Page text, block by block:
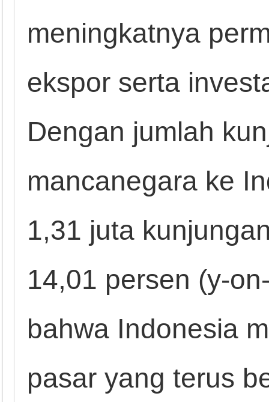
meningkatnya
ekspor serta
Dengan jumlah
mancanegara ke
1,31 juta
14,01 persen (y-
bahwa Indonesia
pasar yang terus